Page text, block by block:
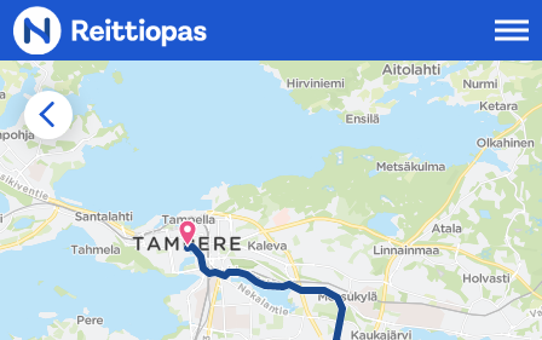
Siirry sisältöön